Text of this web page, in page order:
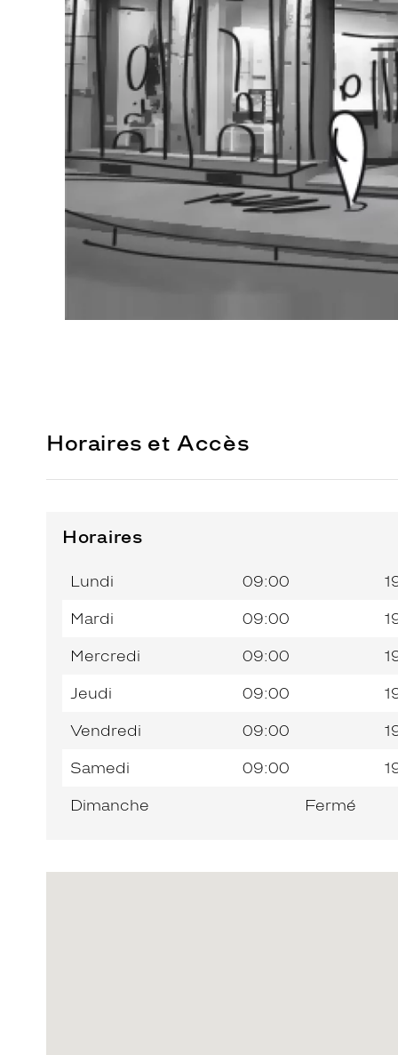
Horaires et Accès
Horaires
Jour de
semaine
Horaires
l’après-
Lundi 09:00
Mardi 09:00
Mercredi 09:00
Jeudi 09:00
Vendredi 09:00
Samedi 09:00
Dimanche Fermé